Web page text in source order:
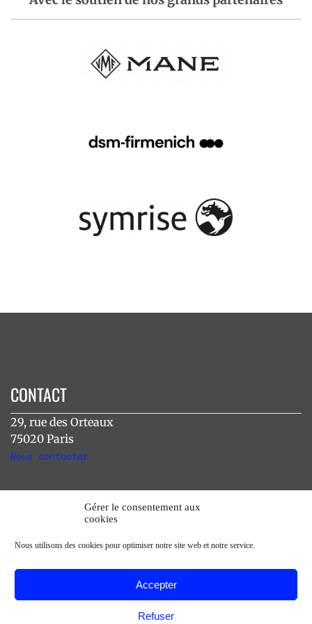
Gérer le consentement aux
cookies
Nous utilisons des cookies pour optimiser notre site web et notre service.
Accepter
Refuser
CONTACT
29, rue des Orteaux
75020 Paris
Nous contacter